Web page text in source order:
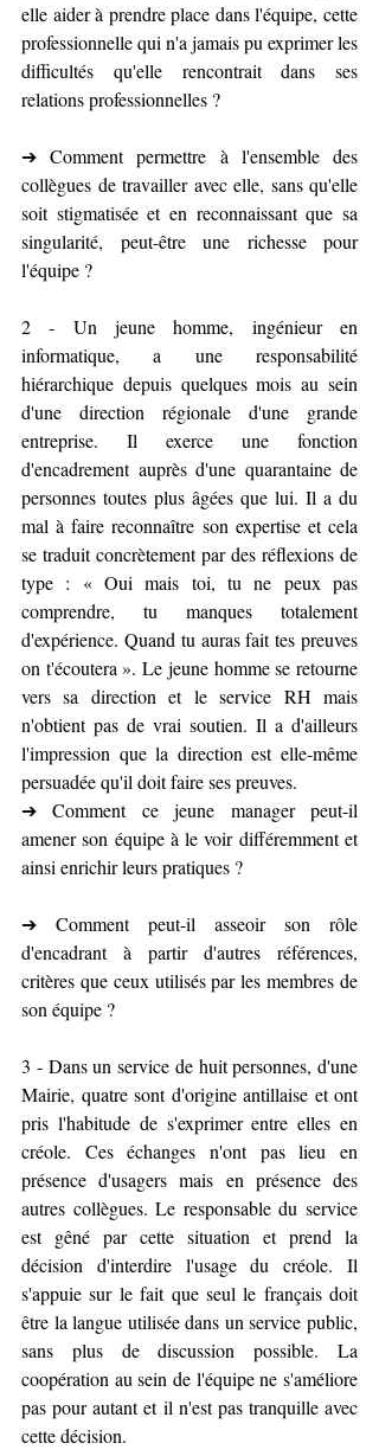
elle aider à prendre place dans l'équipe, cette
professionnelle qui n'a jamais pu exprimer les
difficultés qu'elle rencontrait dans ses
relations professionnelles ?
➔ Comment permettre à l'ensemble des
collègues de travailler avec elle, sans qu'elle
soit stigmatisée et en reconnaissant que sa
singularité, peut-être une richesse pour
l'équipe ?
2 - Un jeune homme, ingénieur en
informatique, a une responsabilité
hiérarchique depuis quelques mois au sein
d'une direction régionale d'une grande
entreprise. Il exerce une fonction
d'encadrement auprès d'une quarantaine de
personnes toutes plus âgées que lui. Il a du
mal à faire reconnaître son expertise et cela
se traduit concrètement par des réflexions de
type : « Oui mais toi, tu ne peux pas
comprendre, tu manques totalement
d'expérience. Quand tu auras fait tes preuves
on t'écoutera ». Le jeune homme se retourne
vers sa direction et le service RH mais
n'obtient pas de vrai soutien. Il a d'ailleurs
l'impression que la direction est elle-même
persuadée qu'il doit faire ses preuves.
➔ Comment ce jeune manager peut-il
amener son équipe à le voir différemment et
ainsi enrichir leurs pratiques ?
➔ Comment peut-il asseoir son rôle
d'encadrant à partir d'autres références,
critères que ceux utilisés par les membres de
son équipe ?
3 - Dans un service de huit personnes, d'une
Mairie, quatre sont d'origine antillaise et ont
pris l'habitude de s'exprimer entre elles en
créole. Ces échanges n'ont pas lieu en
présence d'usagers mais en présence des
autres collègues. Le responsable du service
est gêné par cette situation et prend la
décision d'interdire l'usage du créole. Il
s'appuie sur le fait que seul le français doit
être la langue utilisée dans un service public,
sans plus de discussion possible. La
coopération au sein de l'équipe ne s'améliore
pas pour autant et il n'est pas tranquille avec
cette décision.